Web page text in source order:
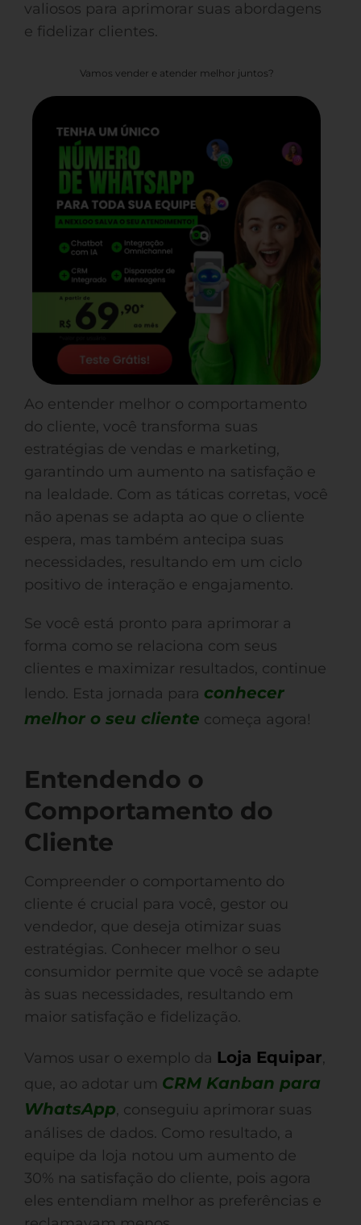
valiosos para aprimorar suas abordagens
e fidelizar clientes.
Vamos vender e atender melhor juntos?
Ao entender melhor o comportamento
do cliente, você transforma suas
estratégias de vendas e marketing,
garantindo um aumento na satisfação e
na lealdade. Com as táticas corretas, você
não apenas se adapta ao que o cliente
espera, mas também antecipa suas
necessidades, resultando em um ciclo
positivo de interação e engajamento.
Se você está pronto para aprimorar a
forma como se relaciona com seus
clientes e maximizar resultados, continue
lendo. Esta jornada para conhecer
melhor o seu cliente começa agora!
Entendendo o
Comportamento do
Cliente
Compreender o comportamento do
cliente é crucial para você, gestor ou
vendedor, que deseja otimizar suas
estratégias. Conhecer melhor o seu
consumidor permite que você se adapte
às suas necessidades, resultando em
maior satisfação e fidelização.
Vamos usar o exemplo da Loja Equipar,
que, ao adotar um CRM Kanban para
WhatsApp, conseguiu aprimorar suas
análises de dados. Como resultado, a
equipe da loja notou um aumento de
30% na satisfação do cliente, pois agora
eles entendiam melhor as preferências e